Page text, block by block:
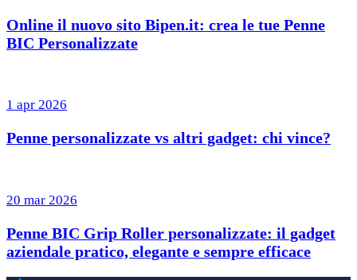
Online il nuovo sito Bipen.it: crea le tue Penne
BIC Personalizzate
1 apr 2026
Penne personalizzate vs altri gadget: chi vince?
20 mar 2026
Penne BIC Grip Roller personalizzate: il gadget
aziendale pratico, elegante e sempre efficace